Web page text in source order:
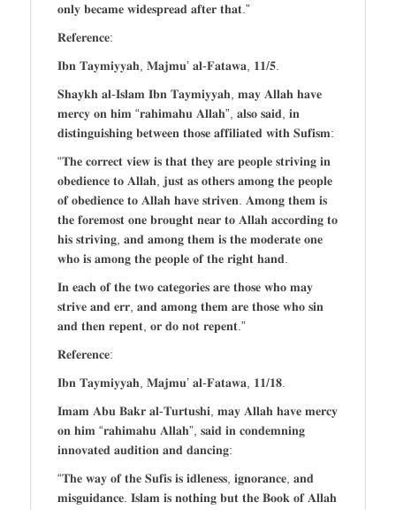
𝐨𝐧𝐥𝐲 𝐛𝐞𝐜𝐚𝐦𝐞 𝐰𝐢𝐝𝐞𝐬𝐩𝐫𝐞𝐚𝐝 𝐚𝐟𝐭𝐞𝐫 𝐭𝐡𝐚𝐭.”
𝐑𝐞𝐟𝐞𝐫𝐞𝐧𝐜𝐞:
𝐈𝐛𝐧 𝐓𝐚𝐲𝐦𝐢𝐲𝐲𝐚𝐡, 𝐌𝐚𝐣𝐦𝐮’ 𝐚𝐥-𝐅𝐚𝐭𝐚𝐰𝐚, 𝟏𝟏/𝟓.
𝐒𝐡𝐚𝐲𝐤𝐡 𝐚𝐥-𝐈𝐬𝐥𝐚𝐦 𝐈𝐛𝐧 𝐓𝐚𝐲𝐦𝐢𝐲𝐲𝐚𝐡, 𝐦𝐚𝐲 𝐀𝐥𝐥𝐚𝐡 𝐡𝐚𝐯𝐞
𝐦𝐞𝐫𝐜𝐲 𝐨𝐧 𝐡𝐢𝐦 “𝐫𝐚𝐡𝐢𝐦𝐚𝐡𝐮 𝐀𝐥𝐥𝐚𝐡”, 𝐚𝐥𝐬𝐨 𝐬𝐚𝐢𝐝, 𝐢𝐧
𝐝𝐢𝐬𝐭𝐢𝐧𝐠𝐮𝐢𝐬𝐡𝐢𝐧𝐠 𝐛𝐞𝐭𝐰𝐞𝐞𝐧 𝐭𝐡𝐨𝐬𝐞 𝐚𝐟𝐟𝐢𝐥𝐢𝐚𝐭𝐞𝐝 𝐰𝐢𝐭𝐡 𝐒𝐮𝐟𝐢𝐬𝐦:
“𝐓𝐡𝐞 𝐜𝐨𝐫𝐫𝐞𝐜𝐭 𝐯𝐢𝐞𝐰 𝐢𝐬 𝐭𝐡𝐚𝐭 𝐭𝐡𝐞𝐲 𝐚𝐫𝐞 𝐩𝐞𝐨𝐩𝐥𝐞 𝐬𝐭𝐫𝐢𝐯𝐢𝐧𝐠 𝐢𝐧
𝐨𝐛𝐞𝐝𝐢𝐞𝐧𝐜𝐞 𝐭𝐨 𝐀𝐥𝐥𝐚𝐡, 𝐣𝐮𝐬𝐭 𝐚𝐬 𝐨𝐭𝐡𝐞𝐫𝐬 𝐚𝐦𝐨𝐧𝐠 𝐭𝐡𝐞 𝐩𝐞𝐨𝐩𝐥𝐞
𝐨𝐟 𝐨𝐛𝐞𝐝𝐢𝐞𝐧𝐜𝐞 𝐭𝐨 𝐀𝐥𝐥𝐚𝐡 𝐡𝐚𝐯𝐞 𝐬𝐭𝐫𝐢𝐯𝐞𝐧. 𝐀𝐦𝐨𝐧𝐠 𝐭𝐡𝐞𝐦 𝐢𝐬
𝐭𝐡𝐞 𝐟𝐨𝐫𝐞𝐦𝐨𝐬𝐭 𝐨𝐧𝐞 𝐛𝐫𝐨𝐮𝐠𝐡𝐭 𝐧𝐞𝐚𝐫 𝐭𝐨 𝐀𝐥𝐥𝐚𝐡 𝐚𝐜𝐜𝐨𝐫𝐝𝐢𝐧𝐠 𝐭𝐨
𝐡𝐢𝐬 𝐬𝐭𝐫𝐢𝐯𝐢𝐧𝐠, 𝐚𝐧𝐝 𝐚𝐦𝐨𝐧𝐠 𝐭𝐡𝐞𝐦 𝐢𝐬 𝐭𝐡𝐞 𝐦𝐨𝐝𝐞𝐫𝐚𝐭𝐞 𝐨𝐧𝐞
𝐰𝐡𝐨 𝐢𝐬 𝐚𝐦𝐨𝐧𝐠 𝐭𝐡𝐞 𝐩𝐞𝐨𝐩𝐥𝐞 𝐨𝐟 𝐭𝐡𝐞 𝐫𝐢𝐠𝐡𝐭 𝐡𝐚𝐧𝐝.
𝐈𝐧 𝐞𝐚𝐜𝐡 𝐨𝐟 𝐭𝐡𝐞 𝐭𝐰𝐨 𝐜𝐚𝐭𝐞𝐠𝐨𝐫𝐢𝐞𝐬 𝐚𝐫𝐞 𝐭𝐡𝐨𝐬𝐞 𝐰𝐡𝐨 𝐦𝐚𝐲
𝐬𝐭𝐫𝐢𝐯𝐞 𝐚𝐧𝐝 𝐞𝐫𝐫, 𝐚𝐧𝐝 𝐚𝐦𝐨𝐧𝐠 𝐭𝐡𝐞𝐦 𝐚𝐫𝐞 𝐭𝐡𝐨𝐬𝐞 𝐰𝐡𝐨 𝐬𝐢𝐧
𝐚𝐧𝐝 𝐭𝐡𝐞𝐧 𝐫𝐞𝐩𝐞𝐧𝐭, 𝐨𝐫 𝐝𝐨 𝐧𝐨𝐭 𝐫𝐞𝐩𝐞𝐧𝐭.”
𝐑𝐞𝐟𝐞𝐫𝐞𝐧𝐜𝐞:
𝐈𝐛𝐧 𝐓𝐚𝐲𝐦𝐢𝐲𝐲𝐚𝐡, 𝐌𝐚𝐣𝐦𝐮’ 𝐚𝐥-𝐅𝐚𝐭𝐚𝐰𝐚, 𝟏𝟏/𝟏𝟖.
𝐈𝐦𝐚𝐦 𝐀𝐛𝐮 𝐁𝐚𝐤𝐫 𝐚𝐥-𝐓𝐮𝐫𝐭𝐮𝐬𝐡𝐢, 𝐦𝐚𝐲 𝐀𝐥𝐥𝐚𝐡 𝐡𝐚𝐯𝐞 𝐦𝐞𝐫𝐜𝐲
𝐨𝐧 𝐡𝐢𝐦 “𝐫𝐚𝐡𝐢𝐦𝐚𝐡𝐮 𝐀𝐥𝐥𝐚𝐡”, 𝐬𝐚𝐢𝐝 𝐢𝐧 𝐜𝐨𝐧𝐝𝐞𝐦𝐧𝐢𝐧𝐠
𝐢𝐧𝐧𝐨𝐯𝐚𝐭𝐞𝐝 𝐚𝐮𝐝𝐢𝐭𝐢𝐨𝐧 𝐚𝐧𝐝 𝐝𝐚𝐧𝐜𝐢𝐧𝐠:
“𝐓𝐡𝐞 𝐰𝐚𝐲 𝐨𝐟 𝐭𝐡𝐞 𝐒𝐮𝐟𝐢𝐬 𝐢𝐬 𝐢𝐝𝐥𝐞𝐧𝐞𝐬𝐬, 𝐢𝐠𝐧𝐨𝐫𝐚𝐧𝐜𝐞, 𝐚𝐧𝐝
𝐦𝐢𝐬𝐠𝐮𝐢𝐝𝐚𝐧𝐜𝐞. 𝐈𝐬𝐥𝐚𝐦 𝐢𝐬 𝐧𝐨𝐭𝐡𝐢𝐧𝐠 𝐛𝐮𝐭 𝐭𝐡𝐞 𝐁𝐨𝐨𝐤 𝐨𝐟 𝐀𝐥𝐥𝐚𝐡